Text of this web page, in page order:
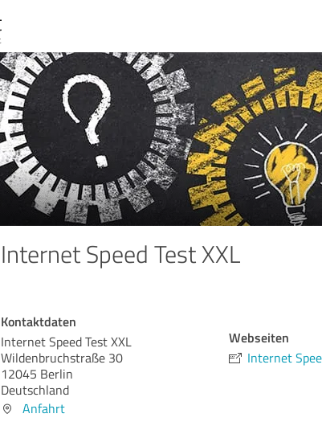
Internet Speed Test XXL
Kontaktdaten
Internet Speed Test XXL
Wildenbruchstraße 30
12045 Berlin
Deutschland
Anfahrt
Webseiten
Internet